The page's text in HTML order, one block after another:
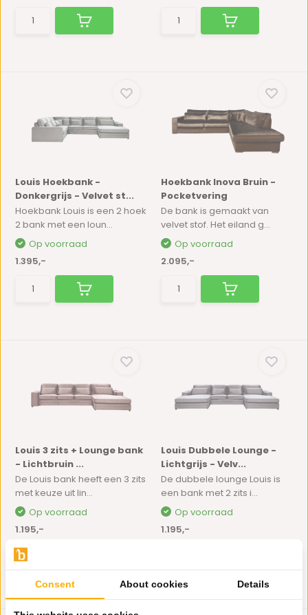
Louis Hoekbank -
Donkergrijs - Velvet st...
Hoekbank Louis is een 2 hoek
2 bank met een loun...
Op voorraad
1.395,-
Hoekbank Inova Bruin -
Pocketvering
De bank is gemaakt van
velvet stof. Het eiland g...
Op voorraad
2.095,-
Louis 3 zits + Lounge bank
- Lichtbruin ...
De Louis bank heeft een 3 zits
met keuze uit lin...
Op voorraad
1.195,-
Louis Dubbele Lounge -
Lichtgrijs - Velv...
De dubbele lounge Louis is
een bank met 2 zits i...
Op voorraad
1.195,-
Consent About cookies Details